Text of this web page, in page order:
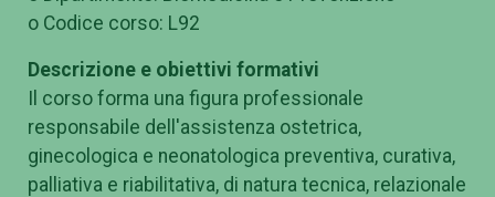
o Codice corso: L92
Descrizione e obiettivi formativi
Il corso forma una figura professionale
responsabile dell'assistenza ostetrica,
ginecologica e neonatologica preventiva, curativa,
palliativa e riabilitativa, di natura tecnica, relazionale